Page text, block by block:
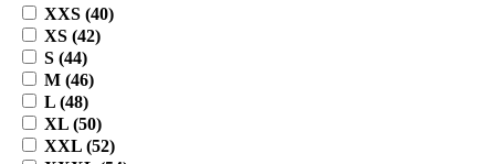
XXS (40)
XS (42)
S (44)
M (46)
L (48)
XL (50)
XXL (52)